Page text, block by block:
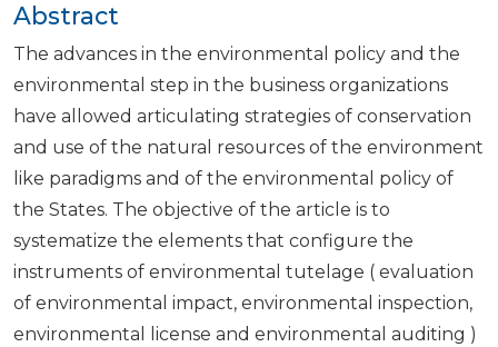
Abstract
The advances in the environmental policy and the
environmental step in the business organizations
have allowed articulating strategies of conservation
and use of the natural resources of the environment
like paradigms and of the environmental policy of
the States. The objective of the article is to
systematize the elements that configure the
instruments of environmental tutelage ( evaluation
of environmental impact, environmental inspection,
environmental license and environmental auditing )